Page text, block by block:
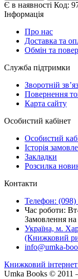
Є в наявності Код:
Інформація
Про нас
Доставка та
Обмін та
Служба підтримки
Зворотній
Повернення
Карта сайту
Особистий кабінет
Особистий
Історія
Закладки
Розсилка
Контакти
Телефон:
Час роботи:
Замовлення на
Україна, м.
(Книжковий
info@umka-
Книжковий
Umka Books © 2011